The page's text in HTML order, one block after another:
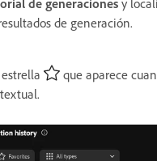
de generación.
que aparece